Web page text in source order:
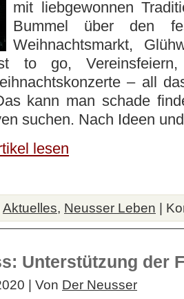
mit liebgewonnen
Bummel über den
Weihnachtsmarkt,
to go, Vereinsfeiern,
– all
kann man schade
suchen. Nach Ideen
lesen
Aktuelles, Neusser Leben |
Unterstützung der
| Von Der Neusser